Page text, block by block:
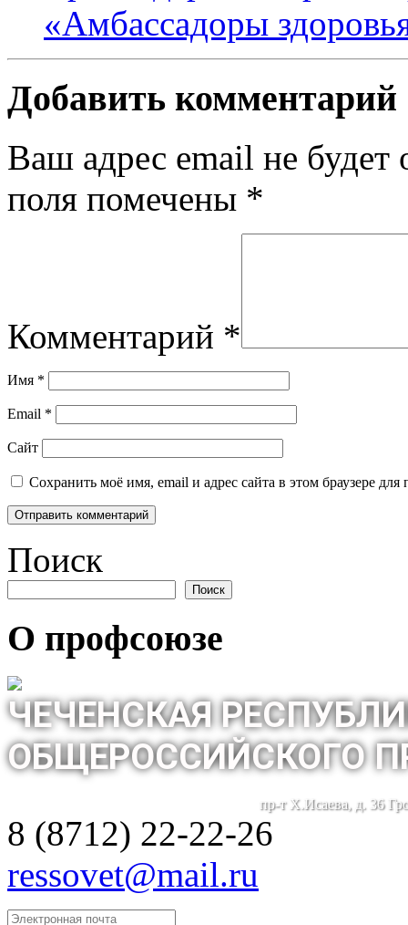
«Амбассадоры
Добавить комментарий
Ваш адрес email не будет
поля помечены *
Комментарий *
Имя *
Email *
Сайт
Сохранить моё имя, email и адрес сайта в этом браузере
Поиск
Поиск
О профсоюзе
ЧЕЧЕНСКАЯ
ОБЩЕРОССИЙСКОГО
пр-т Х.Исаева, д. 36
8 (8712) 22-22-26
ressovet@mail.ru